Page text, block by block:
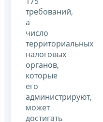
требований,
а
число
территориальных
налоговых
органов,
которые
его
администрируют,
может
достигать